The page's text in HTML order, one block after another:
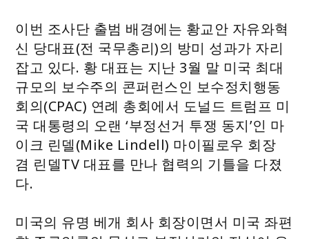
이번 조사단 출범 배경에는 황교안 자유와혁
신 당대표(전 국무총리)의 방미 성과가 자리
잡고 있다. 황 대표는 지난 3월 말 미국 최대
규모의 보수주의 콘퍼런스인 보수정치행동
회의(CPAC) 연례 총회에서 도널드 트럼프 미
국 대통령의 오랜 ‘부정선거 투쟁 동지’인 마
이크 린델(Mike Lindell) 마이필로우 회장
겸 린델TV 대표를 만나 협력의 기틀을 다졌
다.
미국의 유명 베개 회사 회장이면서 미국 좌편